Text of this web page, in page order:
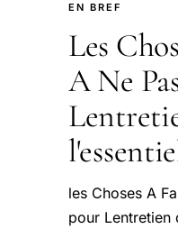
EN BREF
Les
A Ne
les Choses A
pour